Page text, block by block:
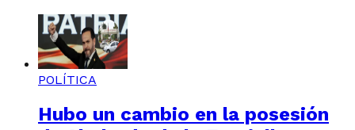
POLÍTICA
Hubo un cambio en la posesión